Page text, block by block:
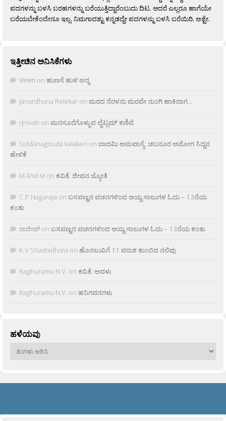
ಪದಗಳನ್ನು ಬಳಸಿ ಬರಹಗಳನ್ನು ಬರೆಯುತ್ತಿದ್ದಾರೆಂಬುದು ದಿಟ. ಆದರೆ ಎಲ್ಲರೂ ಹಾಗೆಯೇ
ಬರೆಯಬೇಕೆಂದೇನೂ ಇಲ್ಲ. ನಿಮಗಾದಶ್ಟು ಕನ್ನಡದ್ದೇ ಪದಗಳನ್ನು ಬಳಸಿ ಬರೆಯಿರಿ, ಅಶ್ಟೇ.
ಇತ್ತೀಚಿನ ಅನಿಸಿಕೆಗಳು
Viren on ಹುಣಸೆ ಹುಳಿ ಅನ್ನ
Janardhana Relekar on ಮರದ ನೆರಳನು ಮರವೇ ನುಂಗಿ ಹಾಕಿದಾಗ…
rjnivah on ಮನಸೂರೆಗೊಳ್ಳುವ ಲೈಟ್ಲಮ್ ಕಣಿವೆ
Siddanagouda kalakeri on ಬಾದಮಿ ಅಮವಾಸ್ಯೆ: ಚಬನೂರ ಅಮೋಗ ಸಿದ್ದನ
ಹೇಳಿಕೆ
M âñd M on ಕವಿತೆ: ಜೀವನ ಜ್ಯೋತಿ
C.P.Nagaraja on ಬಸವಣ್ಣನ ವಚನಗಳಿಂದ ಆಯ್ದ ಸಾಲುಗಳ ಓದು – 13ನೆಯ
ಕಂತು
ರಾಜೀವ್ on ಬಸವಣ್ಣನ ವಚನಗಳಿಂದ ಆಯ್ದ ಸಾಲುಗಳ ಓದು – 13ನೆಯ ಕಂತು
K.V Shashidhara on ಹೊನಲುವಿಗೆ 11 ವರುಶ ತುಂಬಿದ ನಲಿವು
Raghuramu N.V. on ಕವಿತೆ: ಅವಳು
Raghuramu N.V. on ಹನಿಗವನಗಳು
ಹಳೆಯವು
ಹಳೆಯವು